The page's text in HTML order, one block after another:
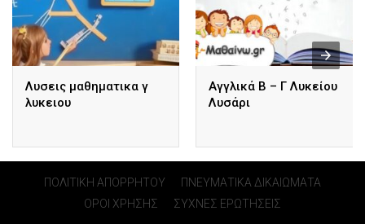
Λυσεις μαθηματικα γ
λυκειου
Αγγλικά Β – Γ Λυκείου
Λυσάρι
ΠΟΛΙΤΙΚΗ ΑΠΟΡΡΗΤΟΥ
ΠΝΕΥΜΑΤΙΚΑ ΔΙΚΑΙΩΜΑΤΑ
ΟΡΟΙ ΧΡΗΣΗΣ
ΣΥΧΝΕΣ ΕΡΩΤΗΣΕΙΣ